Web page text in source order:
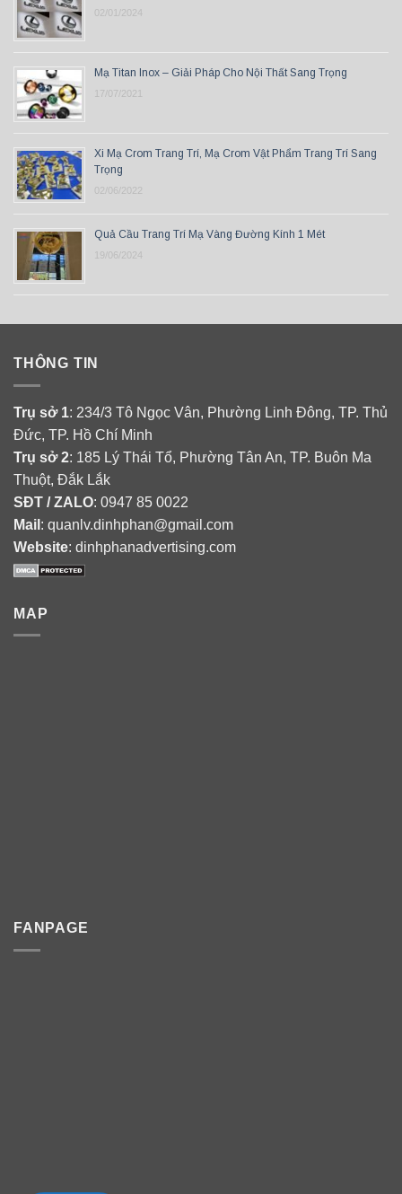
02/01/2024
Mạ Titan Inox – Giải Pháp Cho Nội Thất Sang Trọng
17/07/2021
Xi Mạ Crom Trang Trí, Mạ Crom Vật Phẩm Trang Trí Sang
Trọng
02/06/2022
Quả Cầu Trang Trí Mạ Vàng Đường Kính 1 Mét
19/06/2024
THÔNG TIN
Trụ sở 1: 234/3 Tô Ngọc Vân, Phường Linh Đông, TP. Thủ
Đức, TP. Hồ Chí Minh
Trụ sở 2: 185 Lý Thái Tổ, Phường Tân An, TP. Buôn Ma
Thuột, Đắk Lắk
SĐT / ZALO: 0947 85 0022
Mail : quanlv.dinhphan@gmail.com
Website: dinhphanadvertising.com
MAP
FANPAGE